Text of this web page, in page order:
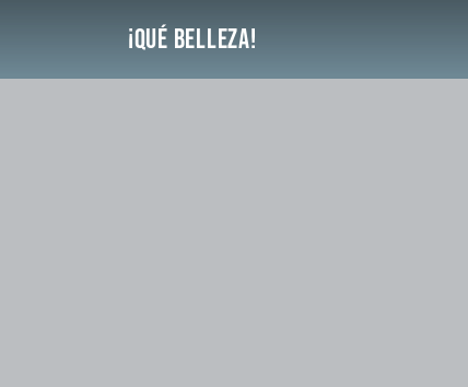
contenido
¡Qué Belleza!